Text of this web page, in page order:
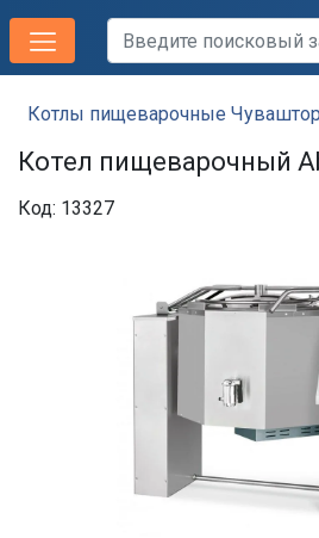
Котлы пищеварочные
Котел пищеварочный
Код: 13327